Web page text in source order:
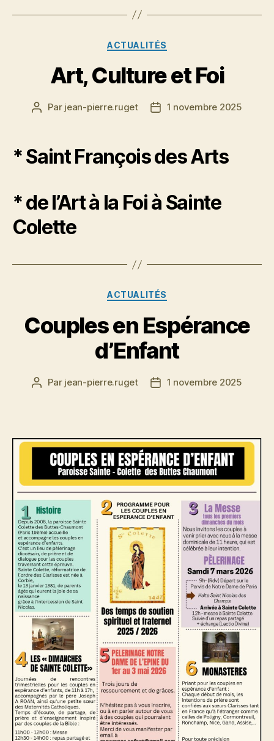
Catégories
ACTUALITÉS
Art, Culture et Foi
Auteur
Par jean-pierre.ruget
Date1 novembre 2025
* Saint François des Arts
* de l’Art à la Foi à Sainte
Colette
Catégories
ACTUALITÉS
Couples en Espérance
d’Enfant
Auteur
Par jean-pierre.ruget
Date1 novembre 2025